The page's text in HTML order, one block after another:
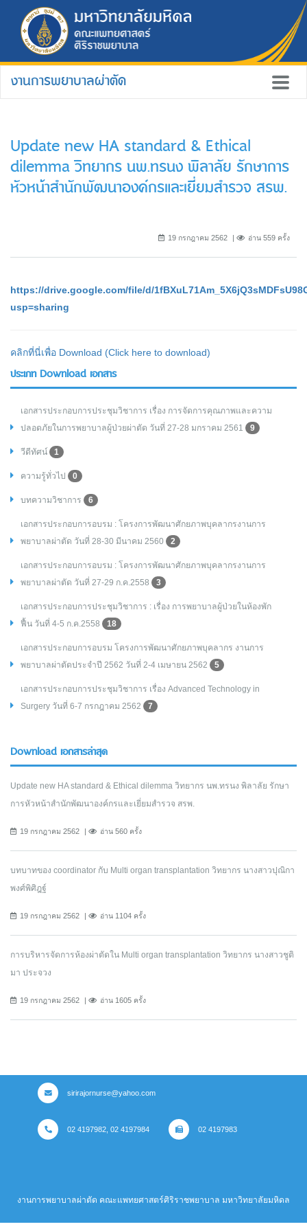
งานการพยาบาลผ่าตัด
Update new HA standard & Ethical
dilemma วิทยากร นพ.ทรนง พิลาลัย รักษาการ
หัวหน้าสำนักพัฒนาองค์กรและเยี่ยมสำรวจ สรพ.
19 กรกฎาคม 2562 อ่าน 559 ครั้ง
https://drive.google.com/file/d/
usp=sharing
คลิกที่นี่เพื่อ Download (Click here to download)
ประเภท Download เอกสาร
เอกสารประกอบการประชุมวิชาการ เรื่อง การจัดการคุณภาพและความ
ปลอดภัยในการพยาบาลผู้ป่วยผ่าตัด วันที่ 27-28 มกราคม 2561
9
วีดีทัศน์ 1
ความรู้ทั่วไป 0
บทความวิชาการ 6
เอกสารประกอบการอบรม : โครงการพัฒนาศักยภาพบุคลากรงานการ
พยาบาลผ่าตัด วันที่ 28-30 มีนาคม 2560
2
เอกสารประกอบการอบรม : โครงการพัฒนาศักยภาพบุคลากรงานการ
พยาบาลผ่าตัด วันที่ 27-29 ก.ค.2558
3
เอกสารประกอบการประชุมวิชาการ : เรื่อง การพยาบาลผู้ป่วยในห้องพัก
ฟื้น วันที่ 4-5 ก.ค.2558
18
เอกสารประกอบการอบรม โครงการพัฒนาศักยภาพบุคลากร งานการ
พยาบาลผ่าตัดประจำปี 2562 วันที่ 2-4 เมษายน 2562
5
เอกสารประกอบการประชุมวิชาการ เรื่อง Advanced Technology in
Surgery วันที่ 6-7 กรกฎาคม 2562
7
Download เอกสารล่าสุด
Update new HA standard & Ethical dilemma วิทยากร นพ.ทรนง พิลาลัย รักษา
การหัวหน้าสำนักพัฒนาองค์กรและเยี่ยมสำรวจ สรพ.
19 กรกฎาคม 2562 อ่าน 560 ครั้ง
บทบาทของ coordinator กับ Multi organ transplantation วิทยากร นางสาวปุณิกา
พงศ์พิศิฎฐ์
19 กรกฎาคม 2562 อ่าน 1104 ครั้ง
การบริหารจัดการห้องผ่าตัดใน Multi organ transplantation วิทยากร นางสาวชูติ
มา ประจวง
19 กรกฎาคม 2562 อ่าน 1605 ครั้ง
sirirajornurse@yahoo.com
02 4197982, 02 4197984 02 4197983
งานการพยาบาลผ่าตัด คณะแพทยศาสตร์ศิริราชพยาบาล มหาวิทยาลัยมหิดล